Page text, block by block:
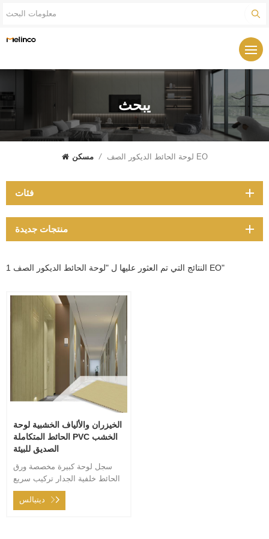
يبحث
مسكن / لوحة الحائط الديكور الصف EO
1 النتائج التي تم العثور عليها ل "لوحة الحائط الديكور الصف EO"
الخيزران والألياف الخشبية لوحة
الحائط المتكاملة PVC الخشب
الصديق للبيئة
سجل لوحة كبيرة مخصصة ورق
الحائط خلفية الجدار تركيب سريع
خالٍ من الطلاء من لوحة كبيرة
مقاومة للماء ومقاومة للحريق
ديتيالس
فئات
منتجات جديدة